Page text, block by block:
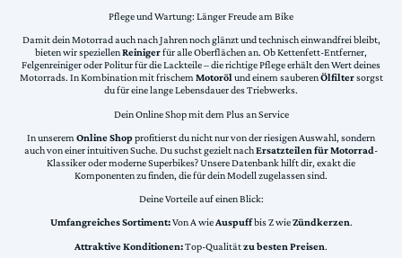
Pflege und Wartung: Länger Freude am Bike
Damit dein Motorrad auch nach Jahren noch glänzt und technisch einwandfrei bleibt,
bieten wir speziellenReinigerfür alle Oberflächen an. Ob Kettenfett-Entferner,
Felgenreiniger oder Politur für die Lackteile – die richtige Pflege erhält den Wert deines
Motorrads. In Kombination mit frischemMotorölund einem sauberenÖlfiltersorgst
du für eine lange Lebensdauer des Triebwerks.
Dein Online Shop mit dem Plus an Service
In unserem Online Shopprofitierst du nicht nur von der riesigen Auswahl, sondern
auch von einer intuitiven Suche. Du suchst gezielt nachErsatzteilen für Motorrad-
Klassiker oder moderne Superbikes? Unsere Datenbank hilft dir, exakt die
Komponenten zu finden, die für dein Modell zugelassen sind.
Deine Vorteile auf einen Blick:
Umfangreiches Sortiment:Von A wieAuspuffbis Z wieZündkerzen.
Attraktive Konditionen:Top-Qualitätzu besten Preisen.